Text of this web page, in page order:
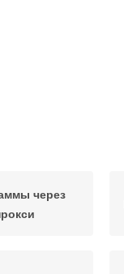
через